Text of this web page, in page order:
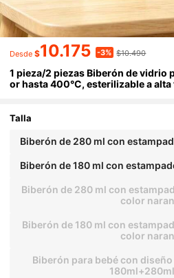
Desde $10.175 -3% $10.490
1 pieza/2 piezas Biberón de vidrio
or hasta 400°C, esterilizable a
Talla
Biberón de 280 ml con
Biberón de 180 ml con
Biberón de 280 ml con
color
Biberón de 180 ml con
color
Biberón para bebé con